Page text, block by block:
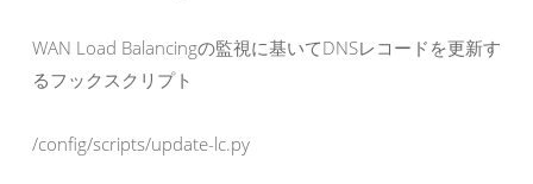
WAN Load Balancingの監視に基いてDNSレコードを更新す
るフックスクリプト
/config/scripts/update-lc.py